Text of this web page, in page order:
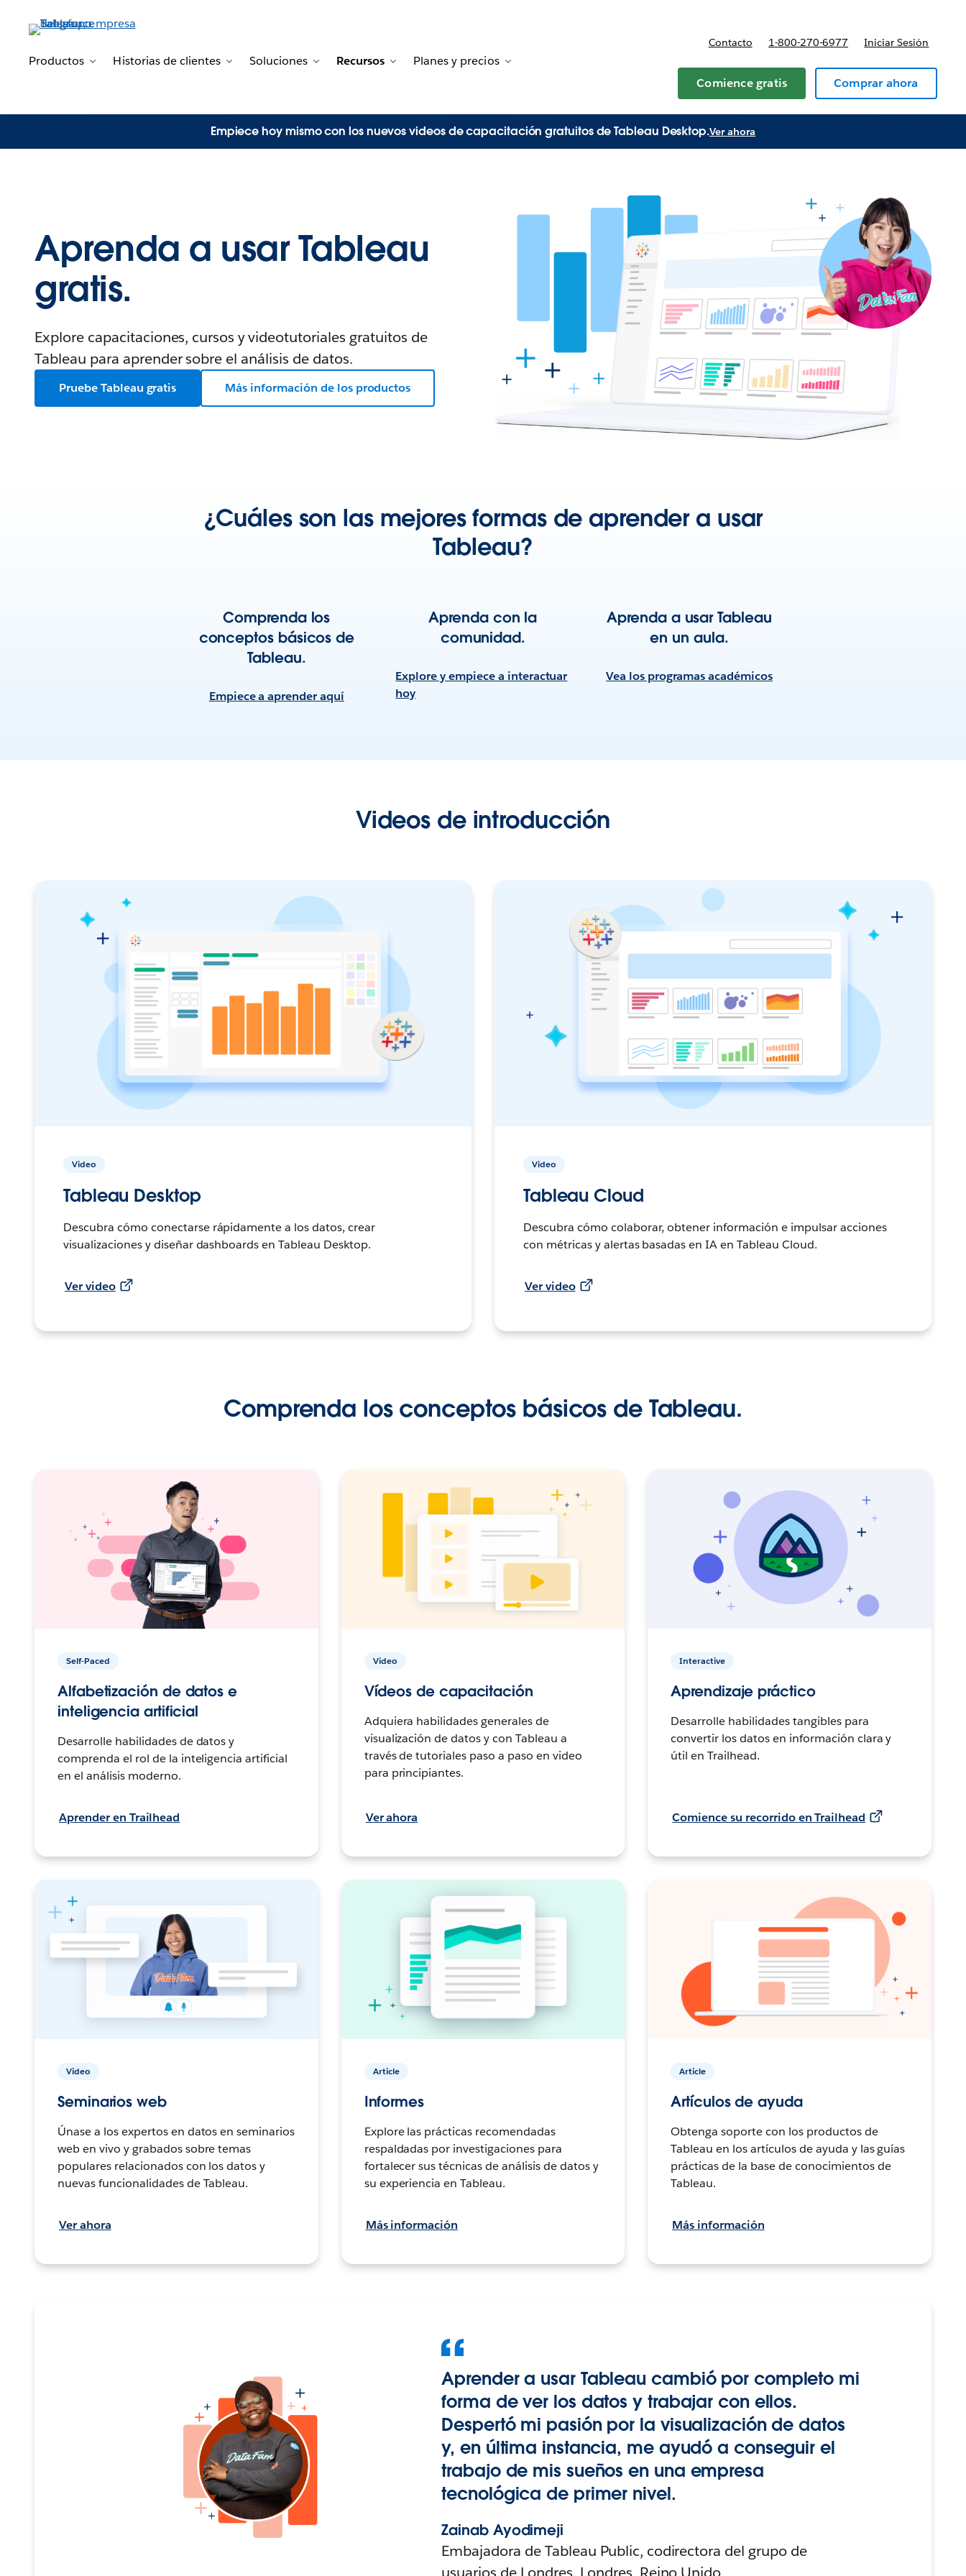
Productos
Toggle sub-navigation for Productos
Historias de clientes
Toggle sub-navigation for Historias de clientes
Soluciones
Toggle sub-navigation for Soluciones
Recursos
Toggle sub-navigation for Recursos
Planes y precios
Toggle sub-navigation for Planes y precios
Contacto 1-800-270-6977 Iniciar Sesión
Comience gratis Comprar ahora
Empiece hoy mismo con los nuevos videos de capacitación gratuitos de Tableau Desktop.Ver ahora
Aprenda a usar Tableau
gratis.
Explore capacitaciones, cursos y videotutoriales gratuitos de
Tableau para aprender sobre el análisis de datos.
Pruebe Tableau gratis Más información de los productos
¿Cuáles son las mejores formas de aprender a usar
Tableau?
Comprenda los
conceptos básicos de
Tableau.
Empiece a aprender aquí
Aprenda con la
comunidad.
Explore y empiece a interactuar
hoy
Aprenda a usar Tableau
en un aula.
Vea los programas académicos
Videos de introducción
Video
Tableau Desktop
Descubra cómo conectarse rápidamente a los datos, crear
visualizaciones y diseñar dashboards en Tableau Desktop.
Ver video
Video
Tableau Cloud
Descubra cómo colaborar, obtener información e impulsar acciones
con métricas y alertas basadas en IA en Tableau Cloud.
Ver video
Comprenda los conceptos básicos de Tableau.
Self-Paced
Alfabetización de datos e
inteligencia artificial
Desarrolle habilidades de datos y
comprenda el rol de la inteligencia artificial
en el análisis moderno.
Aprender en Trailhead
Video
Vídeos de capacitación
Adquiera habilidades generales de
visualización de datos y con Tableau a
través de tutoriales paso a paso en video
para principiantes.
Ver ahora
Interactive
Aprendizaje práctico
Desarrolle habilidades tangibles para
convertir los datos en información clara y
útil en Trailhead.
Comience su recorrido en Trailhead
Video
Seminarios web
Únase a los expertos en datos en seminarios
web en vivo y grabados sobre temas
populares relacionados con los datos y
nuevas funcionalidades de Tableau.
Ver ahora
Article
Informes
Explore las prácticas recomendadas
respaldadas por investigaciones para
fortalecer sus técnicas de análisis de datos y
su experiencia en Tableau.
Más información
Article
Artículos de ayuda
Obtenga soporte con los productos de
Tableau en los artículos de ayuda y las guías
prácticas de la base de conocimientos de
Tableau.
Más información
Aprender a usar Tableau cambió por completo mi
forma de ver los datos y trabajar con ellos.
Despertó mi pasión por la visualización de datos
y, en última instancia, me ayudó a conseguir el
trabajo de mis sueños en una empresa
tecnológica de primer nivel.
Zainab Ayodimeji
Embajadora de Tableau Public, codirectora del grupo de